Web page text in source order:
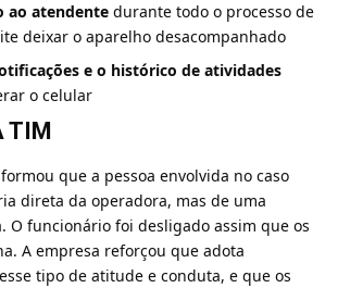
ao atendente durante todo o processo de
deixar o aparelho desacompanhado
e o histórico de atividades
o celular
TIM
que a pessoa envolvida no caso
direta da operadora, mas de uma
O funcionário foi desligado assim que os
A empresa reforçou que adota
tipo de atitude e conduta, e que os